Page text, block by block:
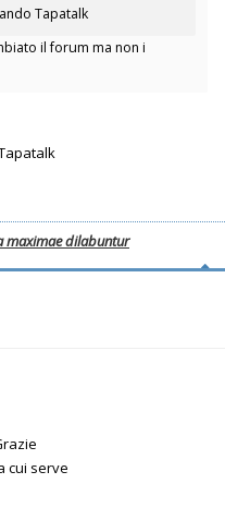
Tapatalk
il forum ma non i
maximae dilabuntur
cui serve